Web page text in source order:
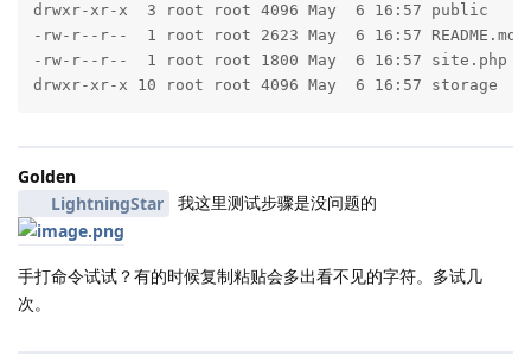
drwxr-xr-x  3 root root 4096 May  6 16:57 public
-rw-r--r--  1 root root 2623 May  6 16:57 README.md
-rw-r--r--  1 root root 1800 May  6 16:57 site.php
drwxr-xr-x 10 root root 4096 May  6 16:57 storage
Golden
LightningStar
我这里测试步骤是没问题的
手打命令试试？有的时候复制粘贴会多出看不见的字符。多试几
次。